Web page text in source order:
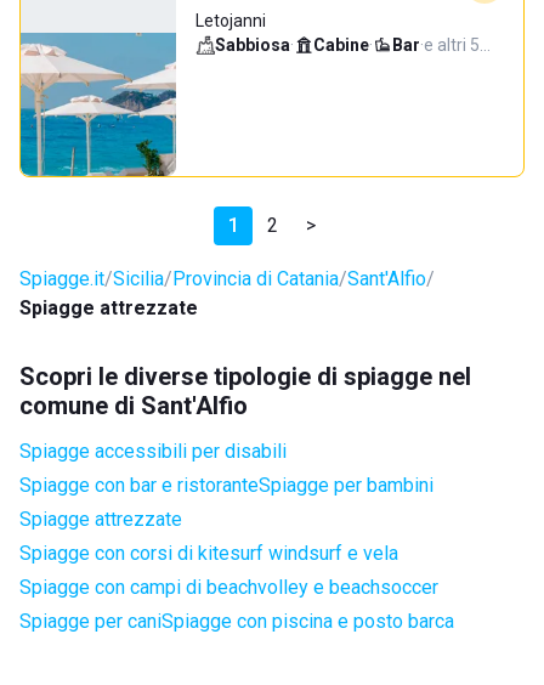
Letojanni
Sabbiosa· Cabine· Bar·e altri 5…
1 2 >
Spiagge.it Sicilia Provincia di Catania Sant'Alfio
Spiagge attrezzate
Scopri le diverse tipologie di spiagge nel
comune di Sant'Alfio
Spiagge accessibili per disabili
Spiagge con bar e ristoranteSpiagge per bambini
Spiagge attrezzate
Spiagge con corsi di kitesurf windsurf e vela
Spiagge con campi di beachvolley e beachsoccer
Spiagge per caniSpiagge con piscina e posto barca